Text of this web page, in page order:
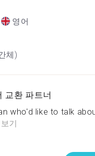
영어
체)
교환 파트너
who'd like to talk
기